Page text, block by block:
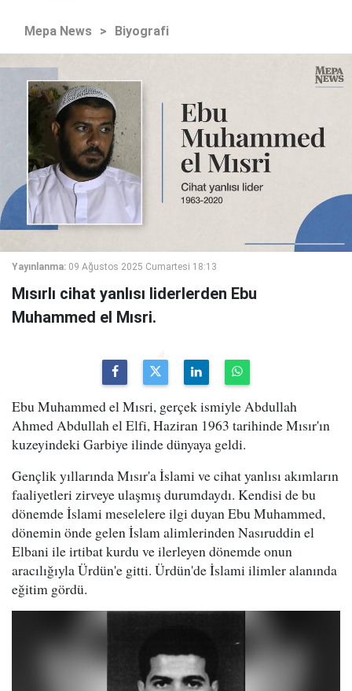
Mepa News > Biyografi
Yayınlanma: 09 Ağustos 2025 Cumartesi 18:13
Mısırlı cihat yanlısı liderlerden Ebu
Muhammed el Mısri.
Ebu Muhammed el Mısri, gerçek ismiyle Abdullah
Ahmed Abdullah el Elfi, Haziran 1963 tarihinde Mısır'ın
kuzeyindeki Garbiye ilinde dünyaya geldi.
Gençlik yıllarında Mısır'a İslami ve cihat yanlısı akımların
faaliyetleri zirveye ulaşmış durumdaydı. Kendisi de bu
dönemde İslami meselelere ilgi duyan Ebu Muhammed,
dönemin önde gelen İslam alimlerinden Nasıruddin el
Elbani ile irtibat kurdu ve ilerleyen dönemde onun
aracılığıyla Ürdün'e gitti. Ürdün'de İslami ilimler alanında
eğitim gördü.